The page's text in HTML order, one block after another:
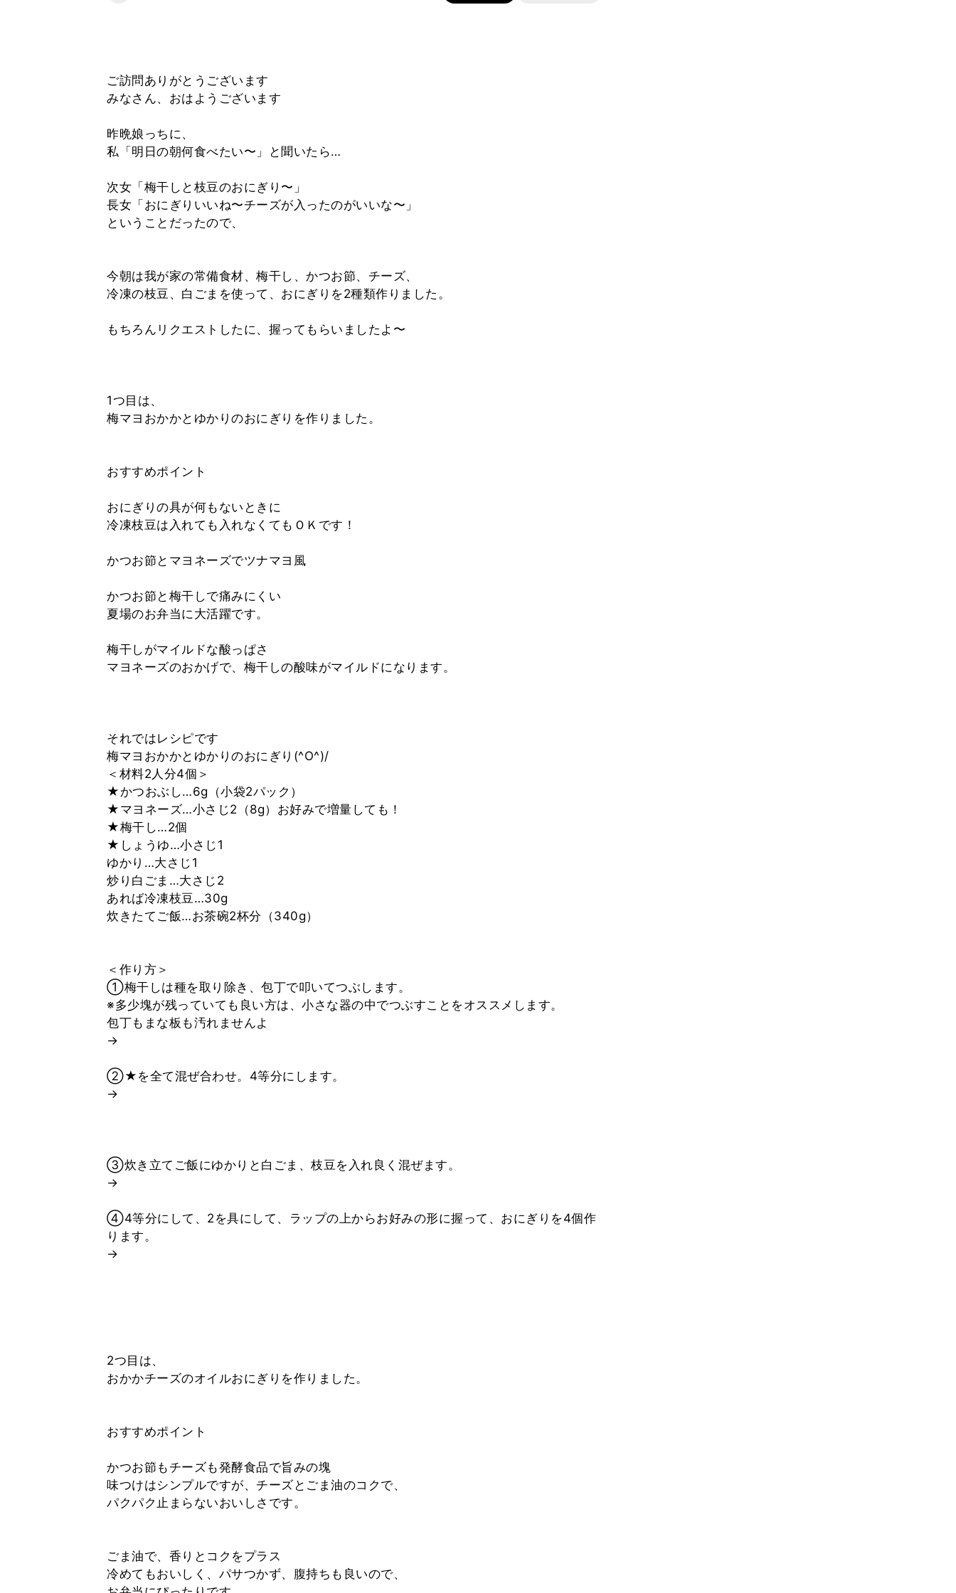
ご訪問ありがとうございます
みなさん、おはようございます
昨晩娘っちに、
私「明日の朝何食べたい〜」と聞いたら…
次女「梅干しと枝豆のおにぎり〜」
長女「おにぎりいいね〜チーズが入ったのがいいな〜」
ということだったので、
今朝は我が家の常備食材、梅干し、かつお節、チーズ、
冷凍の枝豆、白ごまを使って、おにぎりを2種類作りました。
もちろんリクエストしたに、握ってもらいましたよ〜
1つ目は、
梅マヨおかかとゆかりのおにぎりを作りました。
おすすめポイント
おにぎりの具が何もないときに
冷凍枝豆は入れても入れなくてもＯＫです！
かつお節とマヨネーズでツナマヨ風
かつお節と梅干しで痛みにくい
夏場のお弁当に大活躍です。
梅干しがマイルドな酸っぱさ
マヨネーズのおかげで、梅干しの酸味がマイルドになります。
それではレシピです
梅マヨおかかとゆかりのおにぎり(^O^)/
＜材料2人分4個＞
★かつおぶし…6g（小袋2パック）
★マヨネーズ…小さじ2（8g）お好みで増量しても！
★梅干し…2個
★しょうゆ…小さじ1
ゆかり…大さじ1
炒り白ごま…大さじ2
あれば冷凍枝豆…30g
炊きたてご飯…お茶碗2杯分（340g）
＜作り方＞
①梅干しは種を取り除き、包丁で叩いてつぶします。
※多少塊が残っていても良い方は、小さな器の中でつぶすことをオススメします。
包丁もまな板も汚れませんよ
→
②★を全て混ぜ合わせ。4等分にします。
→
③炊き立てご飯にゆかりと白ごま、枝豆を入れ良く混ぜます。
→
④4等分にして、2を具にして、ラップの上からお好みの形に握って、おにぎりを4個作
ります。
→
2つ目は、
おかかチーズのオイルおにぎりを作りました。
おすすめポイント
かつお節もチーズも発酵食品で旨みの塊
味つけはシンプルですが、チーズとごま油のコクで、
パクパク止まらないおいしさです。
ごま油で、香りとコクをプラス
冷めてもおいしく、パサつかず、腹持ちも良いので、